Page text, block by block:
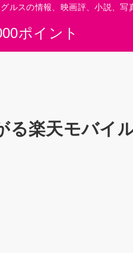
ポイント
ルスの情報、映画評、小説、写
る楽天モバイ